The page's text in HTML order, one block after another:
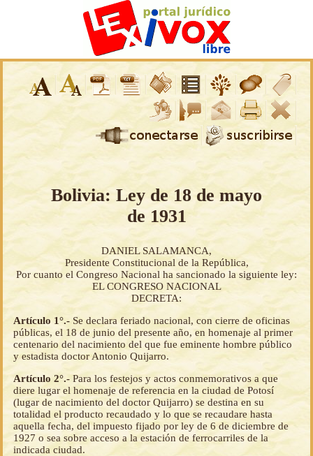
Bolivia: Ley de 18 de mayo
de 1931
DANIEL SALAMANCA,
Presidente Constitucional de la República,
Por cuanto el Congreso Nacional ha sancionado la siguiente ley:
EL CONGRESO NACIONAL
DECRETA:
Artículo 1°.- Se declara feriado nacional, con cierre de oficinas
públicas, el 18 de junio del presente año, en homenaje al primer
centenario del nacimiento del que fue eminente hombre público
y estadista doctor Antonio Quijarro.
Artículo 2°.- Para los festejos y actos conmemorativos a que
diere lugar el homenaje de referencia en la ciudad de Potosí
(lugar de nacimiento del doctor Quijarro) se destina en su
totalidad el producto recaudado y lo que se recaudare hasta
aquella fecha, del impuesto fijado por ley de 6 de diciembre de
1927 o sea sobre acceso a la estación de ferrocarriles de la
indicada ciudad.